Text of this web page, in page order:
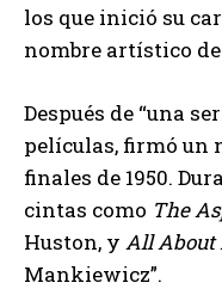
los que inició su
nombre artístico
Después de “una
películas, firmó un
finales de 1950.
cintas como The
Huston, y All About
Mankiewicz”.